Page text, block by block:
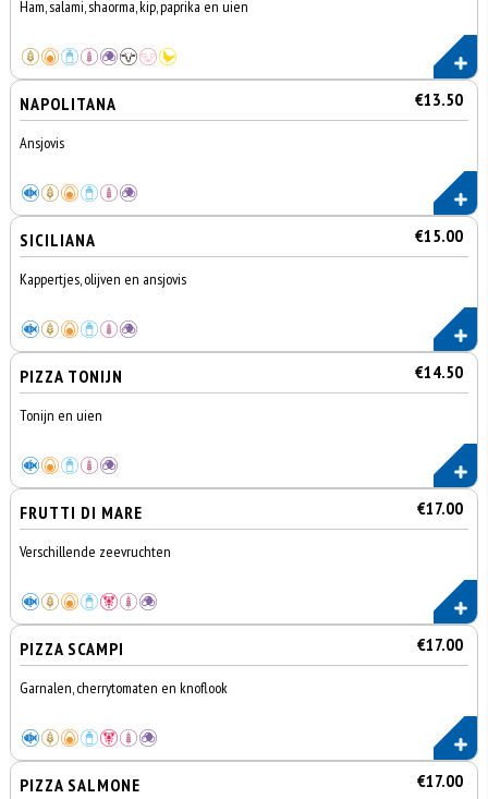
Ham, salami, shaorma, kip, paprika en uien
NAPOLITANA €13.50
Ansjovis
SICILIANA €15.00
Kappertjes, olijven en ansjovis
PIZZA TONIJN €14.50
Tonijn en uien
FRUTTI DI MARE €17.00
Verschillende zeevruchten
PIZZA SCAMPI €17.00
Garnalen, cherrytomaten en knoflook
PIZZA SALMONE €17.00